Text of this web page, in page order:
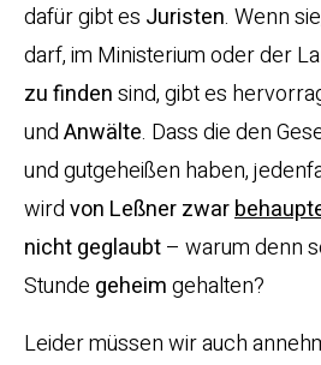
dafür gibt es Juristen. Wenn
darf, im Ministerium oder der
zu findensind, gibt es
undAnwälte. Dass die den
und gutgeheißen haben,
wirdvon Leßner zwar
nicht geglaubt– warum denn
Stunde geheimgehalten?
Leider müssen wir auch